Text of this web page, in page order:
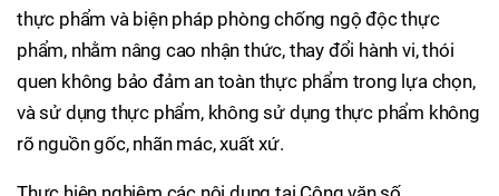
thực phẩm và biện pháp phòng chống ngộ độc thực
phẩm, nhằm nâng cao nhận thức, thay đổi hành vi, thói
quen không bảo đảm an toàn thực phẩm trong lựa chọn,
và sử dụng thực phẩm, không sử dụng thực phẩm không
rõ nguồn gốc, nhãn mác, xuất xứ.